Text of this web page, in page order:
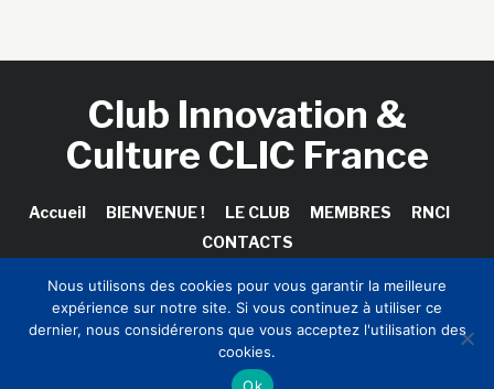
Club Innovation &
Culture CLIC France
Accueil BIENVENUE ! LE CLUB MEMBRES
RNCI
CONTACTS
Copyright © 2026 Club Innovation & Culture CLIC France /
Sinapses Conseils
Nous utilisons des cookies pour vous garantir la meilleure
expérience sur notre site. Si vous continuez à utiliser ce
dernier, nous considérerons que vous acceptez l'utilisation des
cookies.
Ok